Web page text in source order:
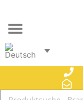
springen